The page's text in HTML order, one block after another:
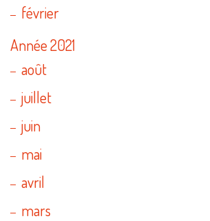
février
Année 2021
août
juillet
juin
mai
avril
mars